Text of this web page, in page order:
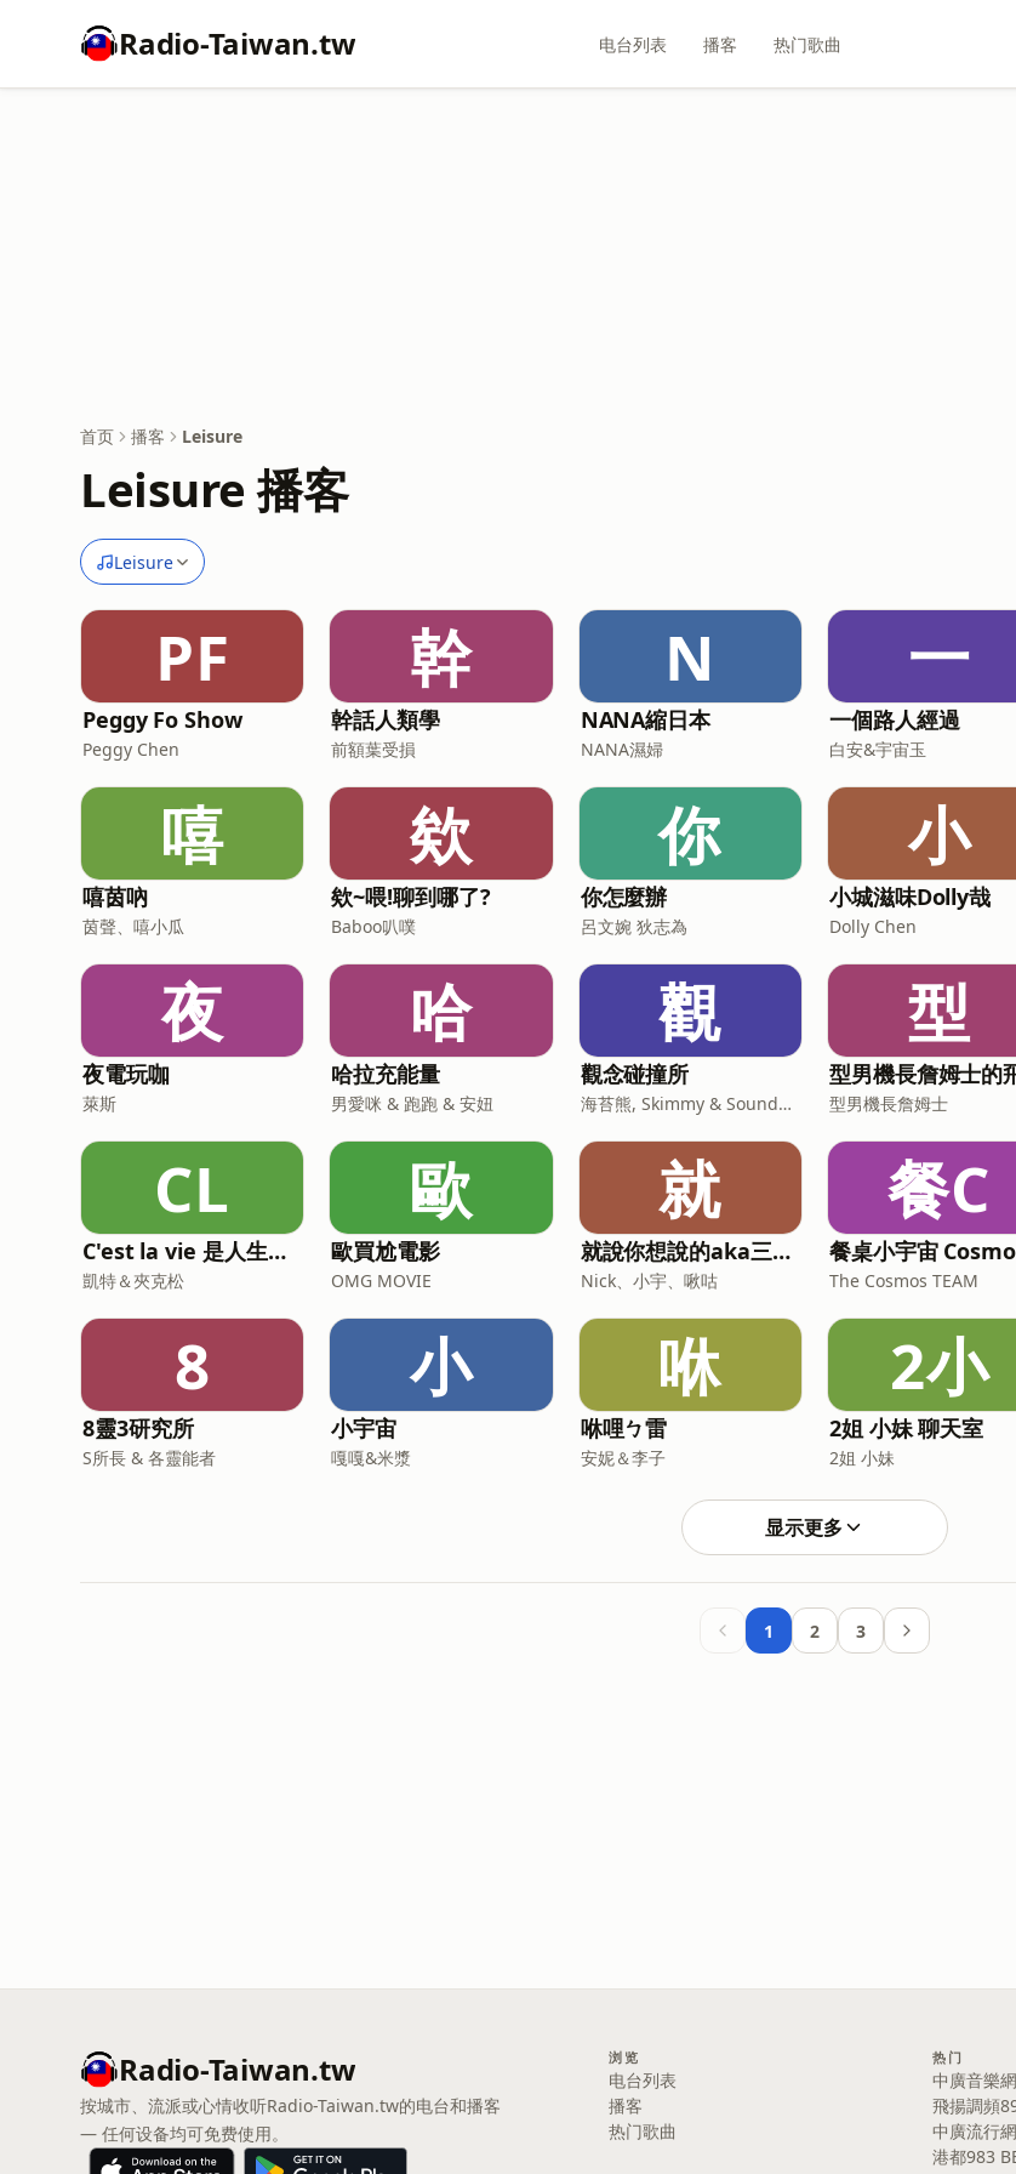
Radio-Taiwan.tw 电台列表 播客 热门歌曲
首页 播客 Leisure
Leisure 播客
Leisure
PF
Peggy Fo Show
Peggy Chen
幹
幹話人類學
前額葉受損
N
NANA縮日本
NANA濕婦
一
一個路人經過
白安&宇宙玉
嘻
嘻茵吶
茵聲、嘻小瓜
欸
欸~喂!聊到哪了?
Baboo叭噗
你
你怎麼辦
呂文婉 狄志為
小
小城滋味Dolly哉
Dolly Chen
夜
夜電玩咖
萊斯
哈
哈拉充能量
男愛咪 & 跑跑 & 安妞
觀
觀念碰撞所
海苔熊, Skimmy & SoundOn 製作團隊
型
型男機長詹姆士
CL
C'est la vie 是人生啊！
凱特＆夾克松
歐
歐買尬電影
OMG MOVIE
就
就說你想說的aka三個漂亮寶貝
Nick、小宇、啾咕
餐C
餐桌小宇宙
The Cosmos TEAM
8
8靈3研究所
S所長 & 各靈能者
小
小宇宙
嘎嘎&米漿
咻
咻哩ㄅ雷
安妮＆李子
2小
2姐 小妹 聊天室
2姐 小妹
显示更多
1 2 3
Radio-Taiwan.tw
按城市、流派或心情收听Radio-Taiwan.tw的电台和播客
— 任何设备均可免费使用。
浏览
电台列表
播客
热门歌曲
热门
中廣音樂
飛揚調頻
中廣流行
港都983